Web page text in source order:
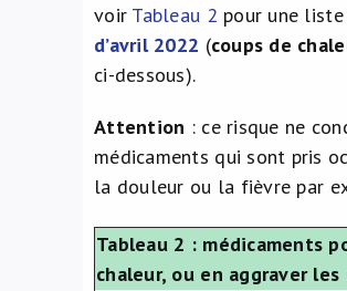
voir Tableau 2 pour une
d’avril 2022 (coups de
ci-dessous).
Attention : ce risque ne
médicaments qui sont pris
la douleur ou la fièvre par
Tableau 2 : médicaments
chaleur, ou en aggraver